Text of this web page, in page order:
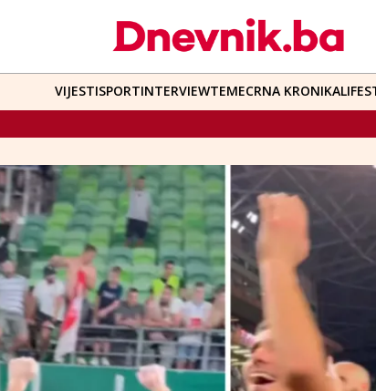
VIJESTISPORTINTERVIEWTEMECRNA KRONIKA